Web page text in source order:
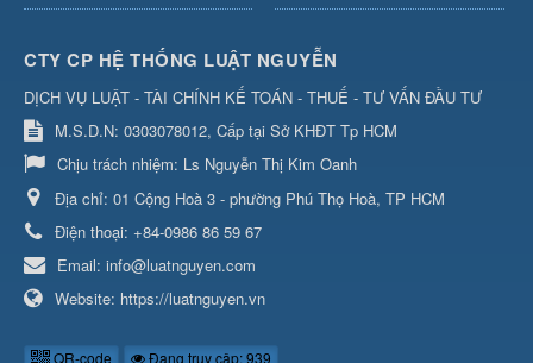
CTY CP HỆ THỐNG LUẬT NGUYỄN
DỊCH VỤ LUẬT - TÀI CHÍNH KẾ TOÁN - THUẾ - TƯ VẤN ĐẦU TƯ
M.S.D.N: 0303078012, Cấp tại Sở KHĐT Tp HCM
Chịu trách nhiệm: Ls Nguyễn Thị Kim Oanh
Địa chỉ: 01 Cộng Hoà 3 - phường Phú Thọ Hoà, TP HCM
Điện thoại: +84-0986 86 59 67
Email: info@luatnguyen.com
Website: https://luatnguyen.vn
QR-code Đang truy cập: 939